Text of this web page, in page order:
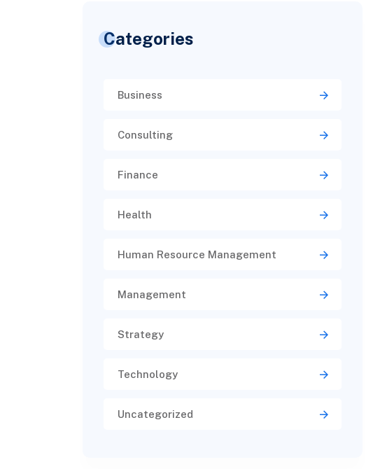
Categories
Business
Consulting
Finance
Health
Human Resource Management
Management
Strategy
Technology
Uncategorized